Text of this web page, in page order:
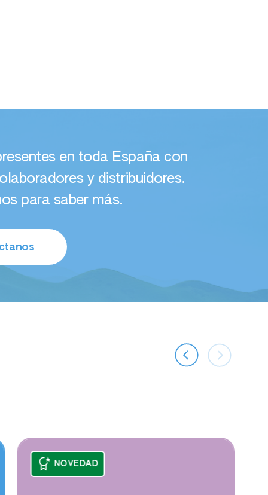
en toda España con
y distribuidores.
para saber más.
NOVEDAD